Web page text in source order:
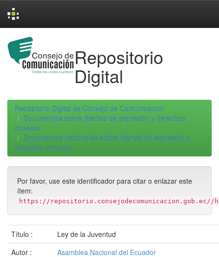
navigation
Repositorio
Digital
Repositorio Digital de Consejo de Comunicacion
Documentos sobre libertad de expresión y derechos
conexos
Documentos nacionales sobre libertad de expresión y
derechos conexos
Por favor, use este identificador para citar o enlazar este
ítem:
https://repositorio.consejodecomunicacion.gob.ec//
Título :
Ley de la Juventud
Autor :
Asamblea Nacional del Ecuador